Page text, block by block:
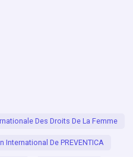
Des Droits De La Femme
International De PREVENTICA